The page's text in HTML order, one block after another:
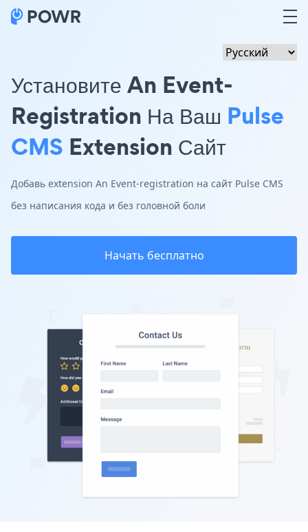
Установите An Event-
Registration На Ваш Pulse
CMS Extension Сайт
Добавь extension An Event-registration на сайт Pulse CMS
без написания кода и без головной боли
Начать бесплатно